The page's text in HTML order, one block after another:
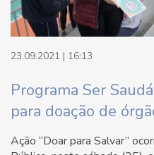
23.09.2021 | 16:13
Programa Ser
para doação de
Ação “Doar para Salvar”